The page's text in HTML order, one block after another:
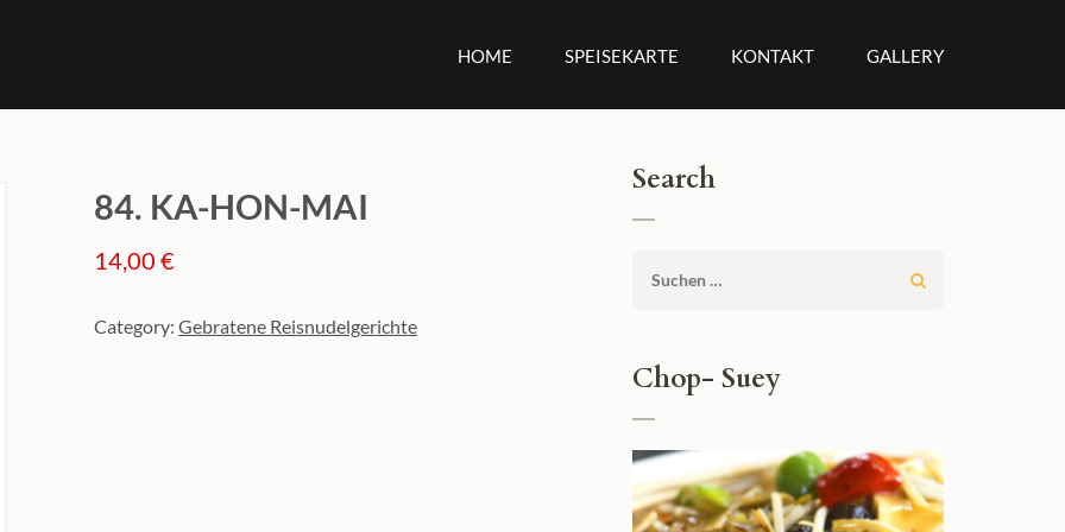
HOME SPEISEKARTE KONTAKT GALLERY
84. KA-HON-MAI
14,00€
Category:Gebratene Reisnudelgerichte
Search
Suchen
Chop- Suey